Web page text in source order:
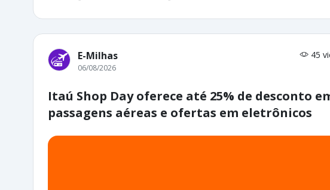
E-Milhas 45
06/08/2026
Itaú Shop Day oferece até 25% de desconto
passagens aéreas e ofertas em eletrônicos